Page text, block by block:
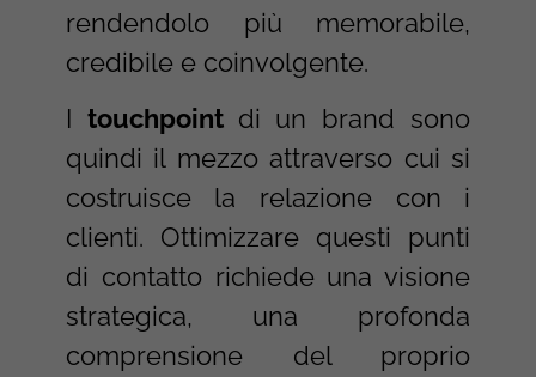
rendendolo più memorabile,
credibile e coinvolgente.
I touchpoint di un brand sono
quindi il mezzo attraverso cui si
costruisce la relazione con i
clienti. Ottimizzare questi punti
di contatto richiede una visione
strategica, una profonda
comprensione del proprio